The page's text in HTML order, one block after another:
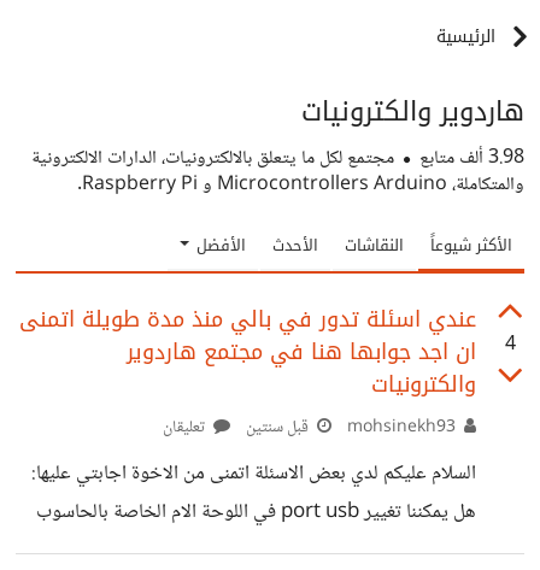
الرئيسية
هاردوير والكترونيات
3.98 ألف متابع
مجتمع لكل ما يتعلق بالالكترونيات، الدارات الالكترونية
والمتكاملة، Microcontrollers Arduino و Raspberry Pi.
الأكثر شيوعاً النقاشات الأحدث الأفضل
4
عندي اسئلة تدور في بالي منذ مدة طويلة اتمنى
ان اجد جوابها هنا في مجتمع هاردوير
والكترونيات
قبل سنتين تعليقان
السلام عليكم لدي بعض الاسئلة اتمنى من الاخوة اجابتي عليها:
هل يمكننا تغيير port usb في اللوحة الام الخاصة بالحاسوب
المكتبي؟ اتكلم عن المنافذ الموجودة في Motherboard